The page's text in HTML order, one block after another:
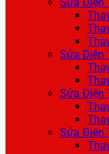
Sửa Điện
Sửa Điện
Sửa Điện